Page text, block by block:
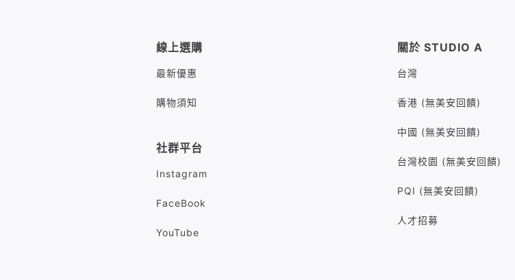
線上選購
最新優惠
購物須知
社群平台
Instagram
FaceBook
YouTube
關於 STUDIO A
台灣
香港 (無美安回饋)
中國 (無美安回饋)
台灣校園 (無美安回饋)
PQI (無美安回饋)
人才招募